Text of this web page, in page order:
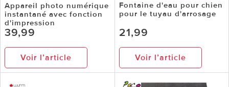
Appareil photo numérique
instantané avec fonction
d'impression
39,99
Voir l’article
Fontaine d'eau pour chien
pour le tuyau d'arrosage
21,99
Voir l’article